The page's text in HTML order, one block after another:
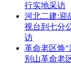
行实地采访
河北二建:
视台到七分
访
革命老区焕
别山革命老